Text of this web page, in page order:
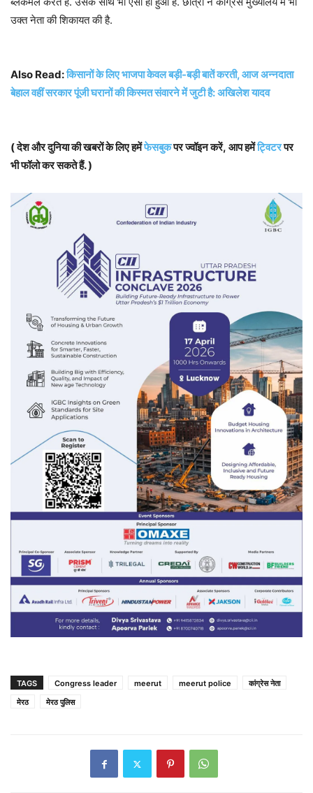
उक्त नेता की शिकायत की है.
Also Read:किसानों के लिए भाजपा केवल बड़ी-बड़ी बातें करती, आज अन्नदाता
बेहाल वहीं सरकार पूंजी घरानों की किस्मत संवारने में जुटी है: अखिलेश यादव
( देश और दुनिया की खबरों के लिए हमेंफेसबुकपर ज्वॉइन करें, आप हमेंट्विटरपर
भी फॉलो कर सकते हैं. )
TAGS Congress leader meerut meerut police
कांग्रेस नेता
मेरठ
मेरठ पुलिस